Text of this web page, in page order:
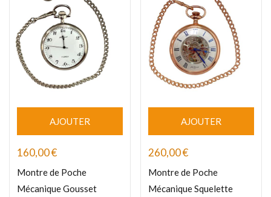
AJOUTER
160,00€
Montre de Poche
Mécanique Gousset
AJOUTER
260,00€
Montre de Poche
Mécanique Squelette